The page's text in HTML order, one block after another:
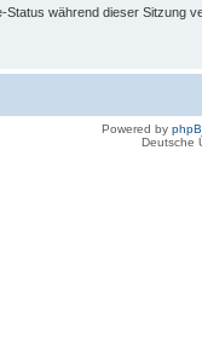
Status während dieser Sitzung
Powered by
Deutsche